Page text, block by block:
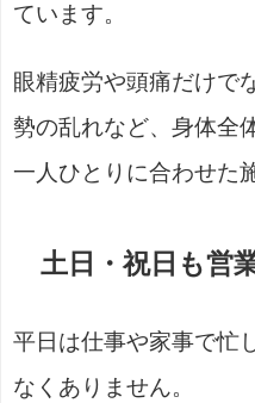
ています。
眼精疲労や頭痛だけで
勢の乱れなど、身体全
一人ひとりに合わせた
土日・祝日も営
平日は仕事や家事で忙
なくありません。